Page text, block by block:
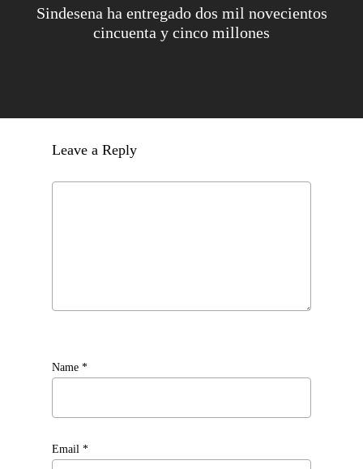
Sindesena ha entregado dos mil novecientos
cincuenta y cinco millones
Leave a Reply
Name *
Email *